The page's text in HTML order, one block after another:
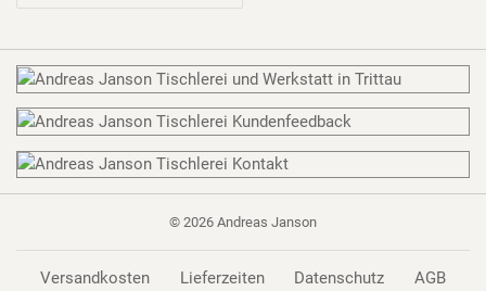
© 2026 Andreas Janson
Versandkosten Lieferzeiten Datenschutz
AGB